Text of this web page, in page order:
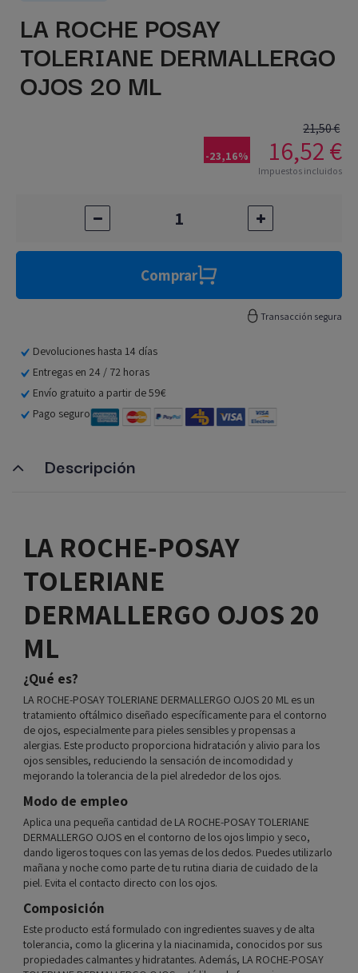
LA ROCHE POSAY
TOLERIANE DERMALLERGO
OJOS 20 ML
21,50 €
-23,16% 16,52 €
Impuestos incluidos
Comprar
Transacción segura
Devoluciones hasta 14 días
Entregas en 24 / 72 horas
Envío gratuito a partir de 59€
Pago seguro
Descripción
LA ROCHE-POSAY
TOLERIANE
DERMALLERGO OJOS 20
ML
¿Qué es?
LA ROCHE-POSAY TOLERIANE DERMALLERGO OJOS 20 ML es un
tratamiento oftálmico diseñado específicamente para el contorno
de ojos, especialmente para pieles sensibles y propensas a
alergias. Este producto proporciona hidratación y alivio para los
ojos sensibles, reduciendo la sensación de incomodidad y
mejorando la tolerancia de la piel alrededor de los ojos.
Modo de empleo
Aplica una pequeña cantidad de LA ROCHE-POSAY TOLERIANE
DERMALLERGO OJOS en el contorno de los ojos limpio y seco,
dando ligeros toques con las yemas de los dedos. Puedes utilizarlo
mañana y noche como parte de tu rutina diaria de cuidado de la
piel. Evita el contacto directo con los ojos.
Composición
Este producto está formulado con ingredientes suaves y de alta
tolerancia, como la glicerina y la niacinamida, conocidos por sus
propiedades calmantes y hidratantes. Además, LA ROCHE-POSAY